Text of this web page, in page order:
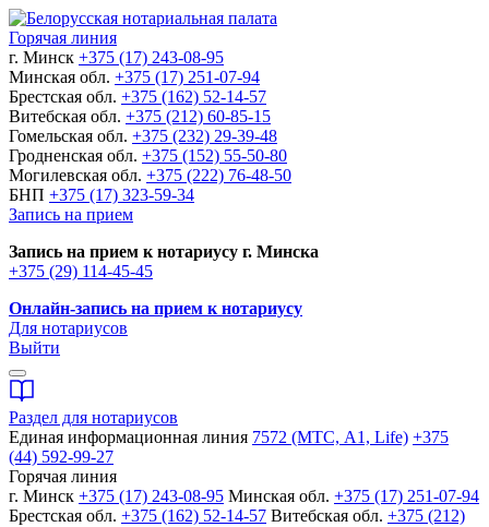
Горячая линия
г. Минск +375 (17) 243-08-95
Минская обл. +375 (17) 251-07-94
Брестская обл. +375 (162) 52-14-57
Витебская обл. +375 (212) 60-85-15
Гомельская обл. +375 (232) 29-39-48
Гродненская обл. +375 (152) 55-50-80
Могилевская обл. +375 (222) 76-48-50
БНП +375 (17) 323-59-34
Запись на прием
Запись на прием к нотариусу г. Минска
+375 (29) 114-45-45
Онлайн-запись на прием к нотариусу
Для нотариусов
Выйти
Раздел для нотариусов
Единая информационная линия 7572 (МТС, A1, Life) +375
(44) 592-99-27
Горячая линия
г. Минск +375 (17) 243-08-95 Минская обл. +375 (17) 251-07-94
Брестская обл. +375 (162) 52-14-57 Витебская обл. +375 (212)